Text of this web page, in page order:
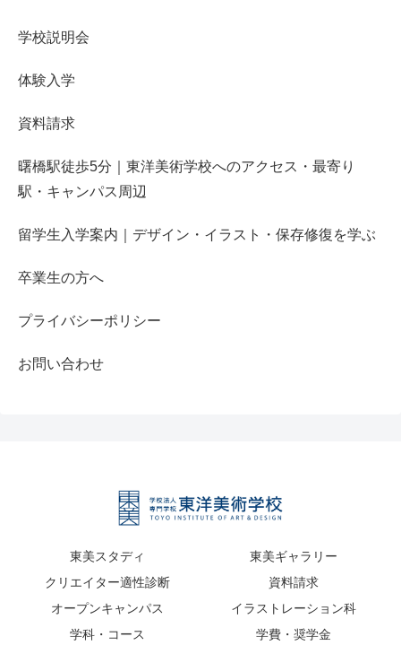
学校説明会
体験入学
資料請求
曙橋駅徒歩5分｜東洋美術学校へのアクセス・最寄り
駅・キャンパス周辺
留学生入学案内｜デザイン・イラスト・保存修復を学ぶ
卒業生の方へ
プライバシーポリシー
お問い合わせ
東美スタディ
東美ギャラリー
クリエイター適性診断
資料請求
オープンキャンパス
イラストレーション科
学科・コース
学費・奨学金